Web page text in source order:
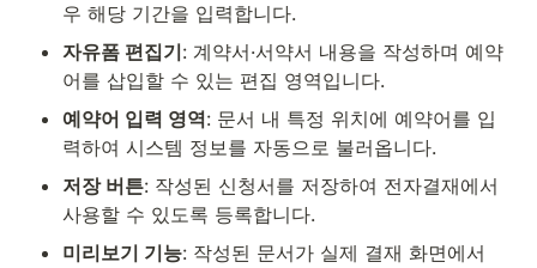
우 해당 기간을 입력합니다.
자유폼 편집기: 계약서·서약서 내용을 작성하며 예약
어를 삽입할 수 있는 편집 영역입니다.
예약어 입력 영역: 문서 내 특정 위치에 예약어를 입
력하여 시스템 정보를 자동으로 불러옵니다.
저장 버튼: 작성된 신청서를 저장하여 전자결재에서
사용할 수 있도록 등록합니다.
미리보기 기능: 작성된 문서가 실제 결재 화면에서